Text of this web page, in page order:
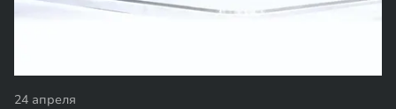
24 апреля